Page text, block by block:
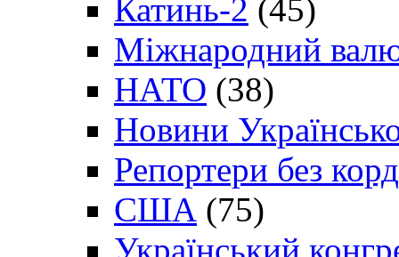
Катинь-2 (45)
Міжнародний
НАТО (38)
Новини
Репортери без
США (75)
Український